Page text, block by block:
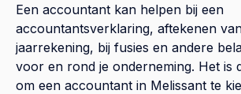
Een accountant kan helpen bij een
accountantsverklaring, aftekenen
jaarrekening, bij fusies en andere
voor en rond je onderneming. Het is
om een accountant in Melissant te